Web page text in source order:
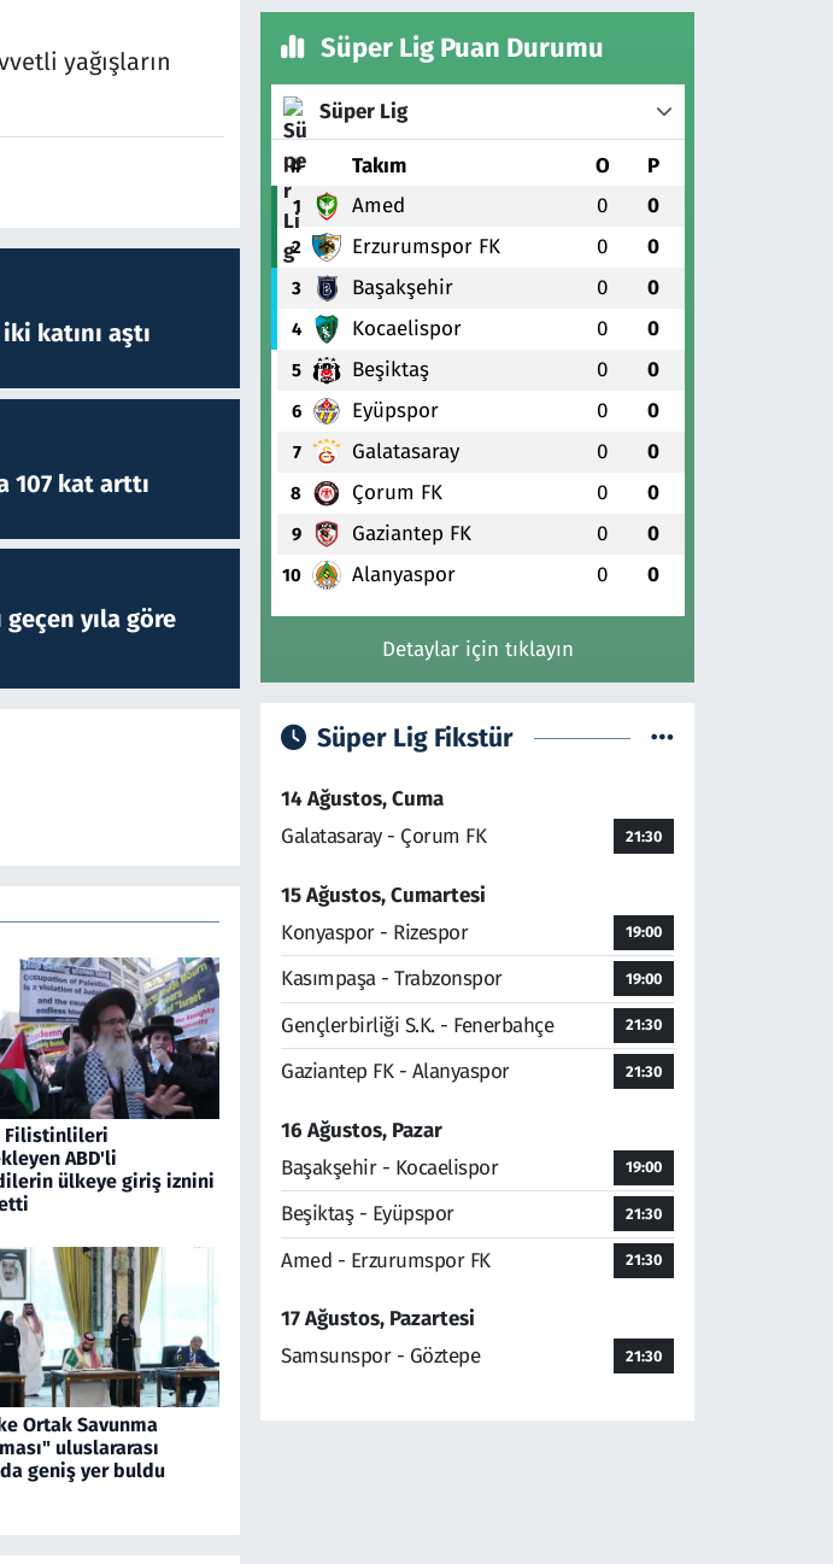
yağışların
katını aştı
107 kat arttı
yıla göre
Filistinlileri
ABD'li
ülkeye giriş iznini
Ortak Savunma
uluslararası
geniş yer buldu
Süper Lig Puan Durumu
Süper Lig
# Takım O P
1 Amed 0 0
2 Erzurumspor FK 0 0
3 Başakşehir 0 0
4 Kocaelispor 0 0
5 Beşiktaş 0 0
6 Eyüpspor 0 0
7 Galatasaray 0 0
8 Çorum FK 0 0
9 Gaziantep FK 0 0
10 Alanyaspor 0 0
Detaylar için tıklayın
Süper Lig Fikstür
14 Ağustos, Cuma
Galatasaray - Çorum FK
21:30
15 Ağustos, Cumartesi
Konyaspor - Rizespor
19:00
Kasımpaşa - Trabzonspor 19:00
Gençlerbirliği S.K. - Fenerbahçe 21:30
Gaziantep FK - Alanyaspor 21:30
16 Ağustos, Pazar
Başakşehir - Kocaelispor
19:00
Beşiktaş - Eyüpspor 21:30
Amed - Erzurumspor FK 21:30
17 Ağustos, Pazartesi
Samsunspor - Göztepe
21:30